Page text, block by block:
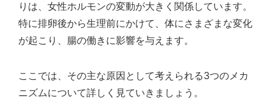
りは、女性ホルモンの変動が大きく関係しています。
特に排卵後から生理前にかけて、体にさまざまな変化
が起こり、腸の働きに影響を与えます。
ここでは、その主な原因として考えられる3つのメカ
ニズムについて詳しく見ていきましょう。